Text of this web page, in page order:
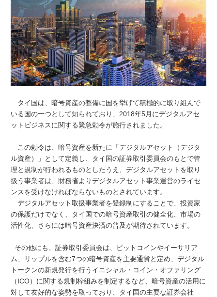
タイ国は、暗号資産の整備に国を挙げて積極的に取り組んで
いる国の一つとして知られており、2018年5月にデジタルアセ
ットビジネスに関する緊急勅令が施行されました。
この勅令は、暗号資産を新たに「デジタルアセット（デジタ
ル資産）」として定義し、タイ国の証券取引委員会のもとで管
理と規制が行われるものとしたうえ、デジタルアセットを取り
扱う事業者は、財務省よりデジタルアセット事業運営のライセ
ンスを受けなければならないものとされています。
デジタルアセット取扱事業者を登録制にすることで、投資家
の保護だけでなく、タイ国での暗号資産取引の健全化、市場の
活性化、さらには暗号資産決済の普及が期待されています。
その他にも、証券取引委員会は、ビットコインやイーサリア
ム、リップルを含む7つの暗号資産を主要通貨と定め、デジタル
トークンの新規発行を行うイニシャル・コイン・オファリング
（ICO）に関する規制枠組みを制定するなど、暗号資産の活用に
対して友好的な姿勢を取っており、タイ国の主要な証券会社